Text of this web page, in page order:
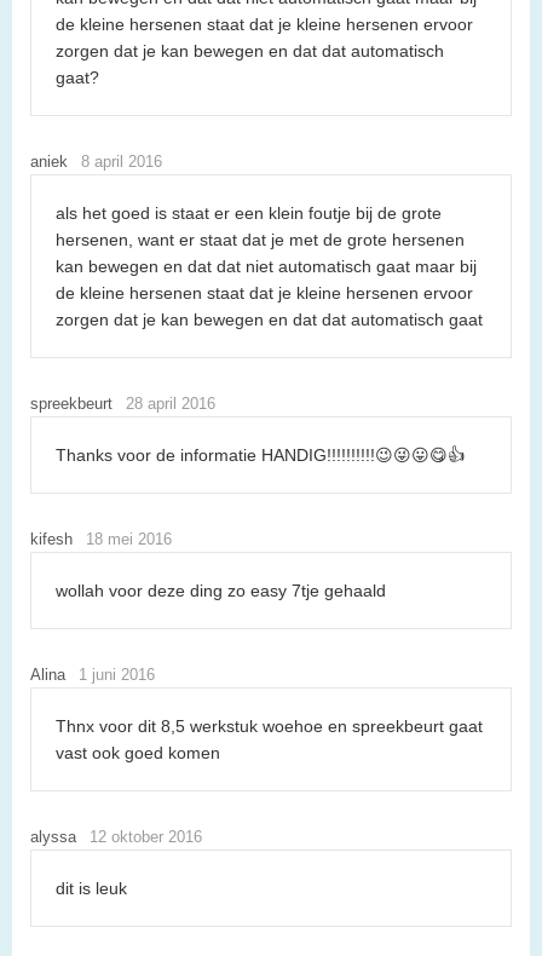
de kleine hersenen staat dat je kleine hersenen ervoor
zorgen dat je kan bewegen en dat dat automatisch
gaat?
aniek 8 april 2016
als het goed is staat er een klein foutje bij de grote
hersenen, want er staat dat je met de grote hersenen
kan bewegen en dat dat niet automatisch gaat maar bij
de kleine hersenen staat dat je kleine hersenen ervoor
zorgen dat je kan bewegen en dat dat automatisch gaat
spreekbeurt 28 april 2016
Thanks voor de informatie HANDIG!!!!!!!!!!😉😜😛😋👍
kifesh 18 mei 2016
wollah voor deze ding zo easy 7tje gehaald
Alina 1 juni 2016
Thnx voor dit 8,5 werkstuk woehoe en spreekbeurt gaat
vast ook goed komen
alyssa 12 oktober 2016
dit is leuk